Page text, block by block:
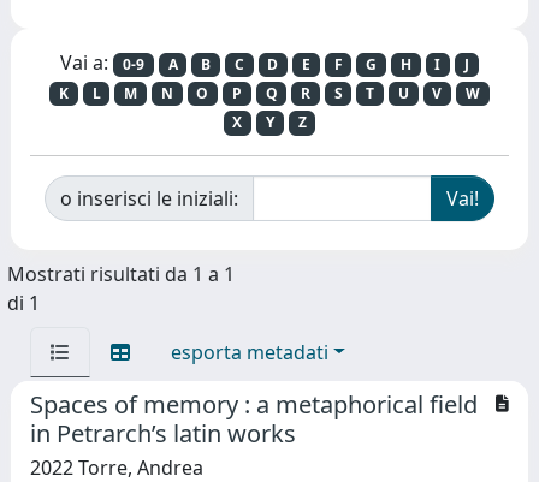
Vai a: 0-9 A B C D E F G H I
J
K
L M N O P Q R S T U V
W
X
Y Z
o inserisci le iniziali:
Mostrati risultati da 1 a 1
di 1
esporta metadati
Spaces of memory : a metaphorical field
in Petrarch’s latin works
2022 Torre, Andrea